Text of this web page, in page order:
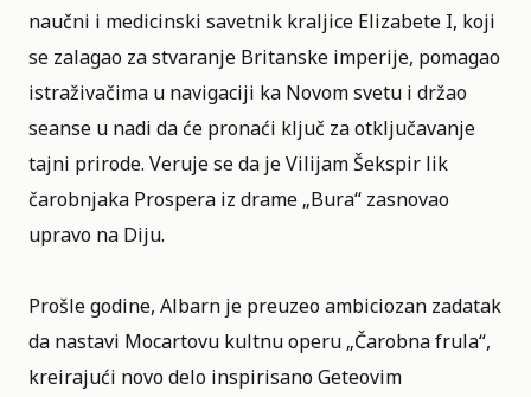
naučni i medicinski savetnik kraljice Elizabete I, koji
se zalagao za stvaranje Britanske imperije, pomagao
istraživačima u navigaciji ka Novom svetu i držao
seanse u nadi da će pronaći ključ za otključavanje
tajni prirode. Veruje se da je Vilijam Šekspir lik
čarobnjaka Prospera iz drame „Bura“ zasnovao
upravo na Diju.
Prošle godine, Albarn je preuzeo ambiciozan zadatak
da nastavi Mocartovu kultnu operu „Čarobna frula“,
kreirajući novo delo inspirisano Geteovim